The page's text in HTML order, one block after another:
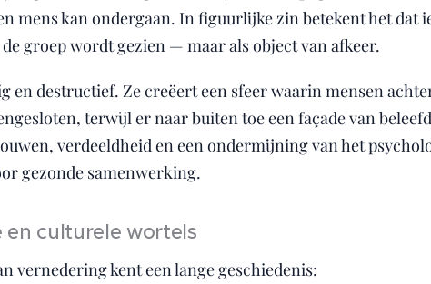
mens kan ondergaan. In figuurlijke zin betekent het dat
groep wordt gezien — maar als object van afkeer.
en destructief. Ze creëert een sfeer waarin mensen
terwijl er naar buiten toe een façade van
verdeeldheid en een ondermijning van het
gezonde samenwerking.
en culturele wortels
vernedering kent een lange geschiedenis: